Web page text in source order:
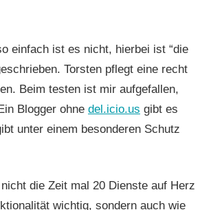
einfach ist es nicht, hierbei ist “die
Torsten pflegt eine recht
Beim testen ist mir aufgefallen,
Blogger ohne del.icio.us gibt es
unter einem besonderen Schutz
die Zeit mal 20 Dienste auf Herz
wichtig, sondern auch wie